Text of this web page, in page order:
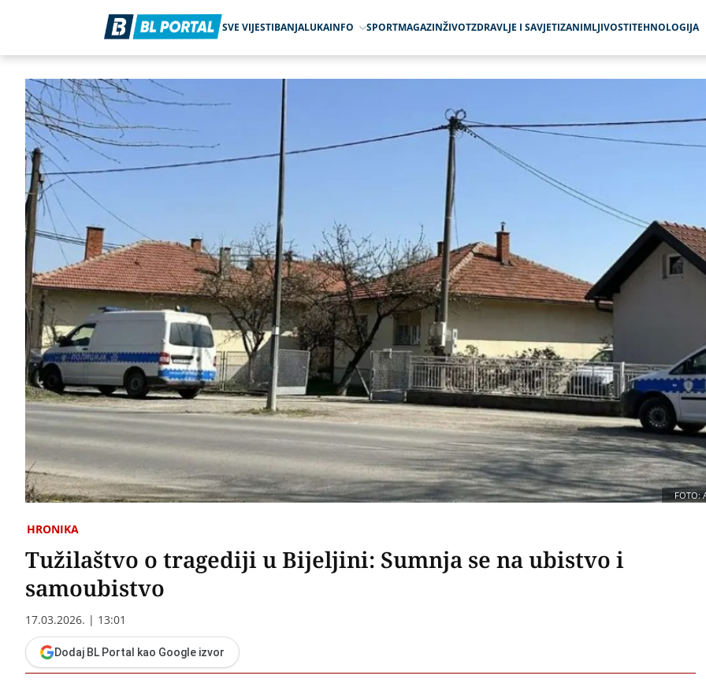
SVE VIJESTIBANJALUKAINFO SPORTMAGAZINŽIVOTZDRAVLJE I SAVJETIZANIMLJIVOSTITEHNOLOGIJA
FOTO:
HRONIKA
Tužilaštvo o tragediji u Bijeljini: Sumnja se na ubistvo i
samoubistvo
17.03.2026. | 13:01
Dodaj BL Portal kao Google izvor